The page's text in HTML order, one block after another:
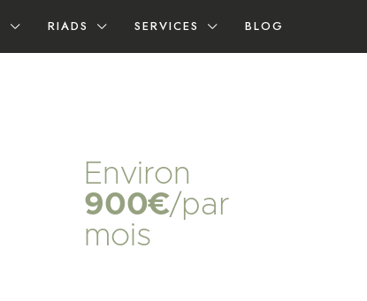
RIADS SERVICES BLOG
Environ
900€/par
mois